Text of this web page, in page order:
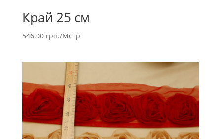
Край 25 см
546.00 грн./Метр